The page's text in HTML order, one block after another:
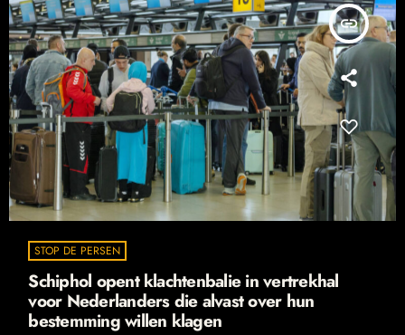
insert_link
STOP DE PERSEN
Schiphol opent klachtenbalie in vertrekhal
voor Nederlanders die alvast over hun
bestemming willen klagen